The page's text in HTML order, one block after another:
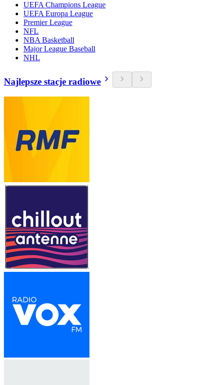
UEFA Champions League
UEFA Europa League
Premier League
NFL
NBA Basketball
Major League Baseball
NHL
Najlepsze stacje radiowe